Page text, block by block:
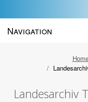
Navigation
Landesarchiv